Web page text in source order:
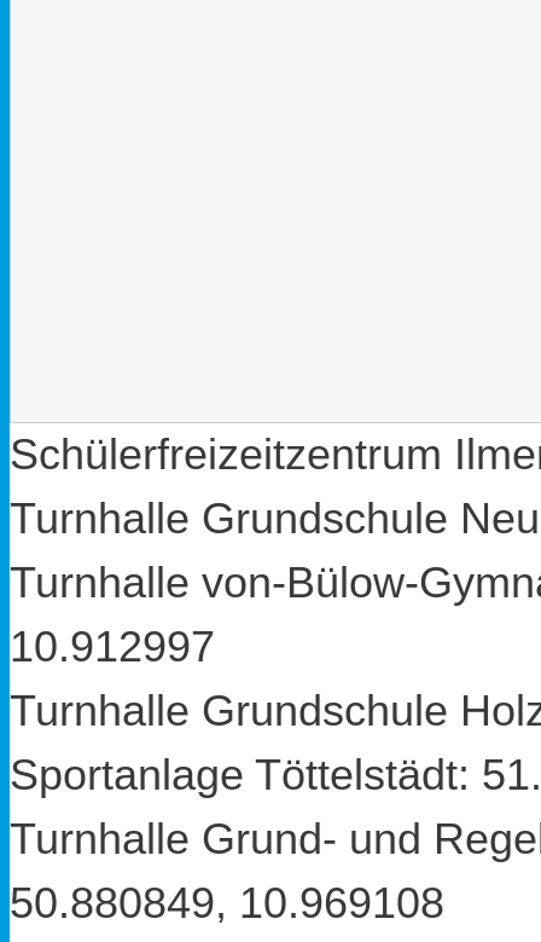
Schülerfreizeitzentrum
Turnhalle Grundschule
Turnhalle von-Bülow-
10.912997
Turnhalle Grundschule
Sportanlage Töttelstädt:
Turnhalle Grund- und
50.880849, 10.969108